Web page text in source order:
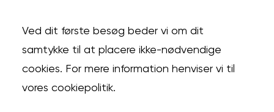
Ved dit første besøg beder vi om dit
samtykke til at placere ikke-nødvendige
cookies. For mere information henviser vi til
vores cookiepolitik.